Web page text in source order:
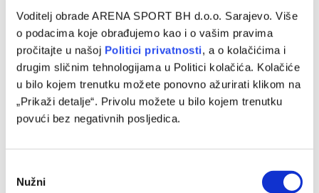
Voditelj obrade ARENA SPORT BH d.o.o. Sarajevo. Više
o podacima koje obrađujemo kao i o vašim pravima
pročitajte u našoj Politici privatnosti, a o kolačićima i
drugim sličnim tehnologijama u Politici kolačića. Kolačiće
u bilo kojem trenutku možete ponovno ažurirati klikom na
„Prikaži detalje“. Privolu možete u bilo kojem trenutku
povući bez negativnih posljedica.
Selection
Nužni